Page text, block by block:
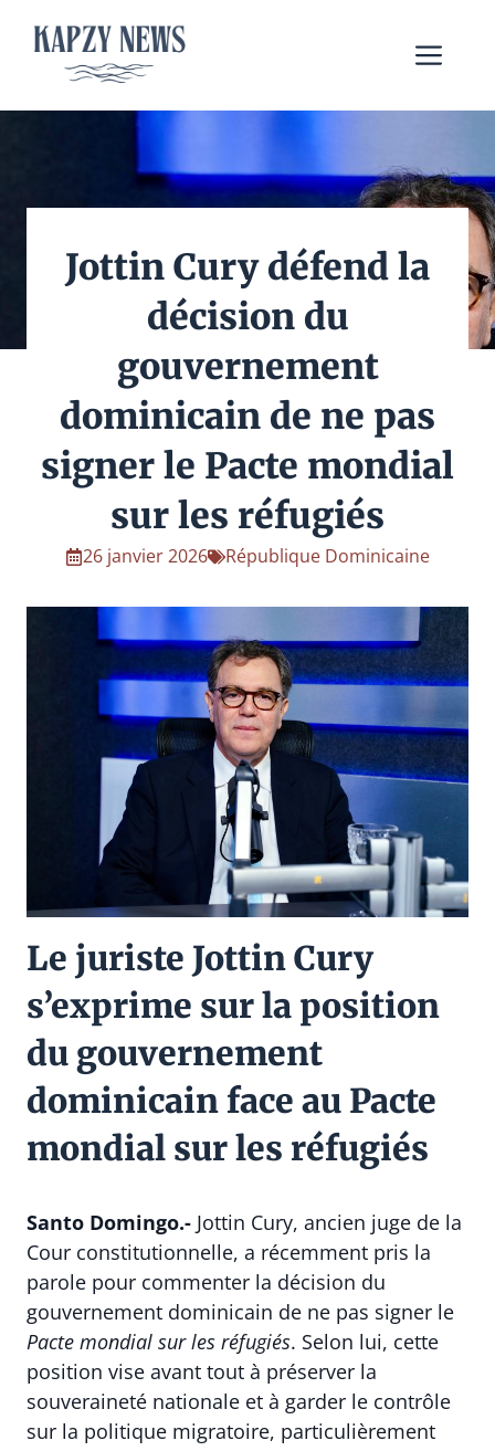
contenu
Jottin Cury défend la
décision du
gouvernement
dominicain de ne pas
signer le Pacte mondial
sur les réfugiés
26 janvier 2026 République Dominicaine
Le juriste Jottin Cury
s’exprime sur la position
du gouvernement
dominicain face au Pacte
mondial sur les réfugiés
Santo Domingo.- Jottin Cury, ancien juge de la
Cour constitutionnelle, a récemment pris la
parole pour commenter la décision du
gouvernement dominicain de ne pas signer le
Pacte mondial sur les réfugiés. Selon lui, cette
position vise avant tout à préserver la
souveraineté nationale et à garder le contrôle
sur la politique migratoire, particulièrement